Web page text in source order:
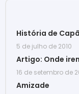
História de
5 de julho de 2010
Artigo: Onde
16 de setembro de
Amizade